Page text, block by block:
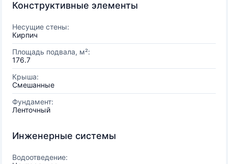
Конструктивные элементы
Несущие стены:
Кирпич
Площадь подвала, м²:
176.7
Крыша:
Смешанные
Фундамент:
Ленточный
Инженерные системы
Водоотведение: